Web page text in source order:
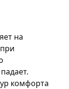
на
комфорта